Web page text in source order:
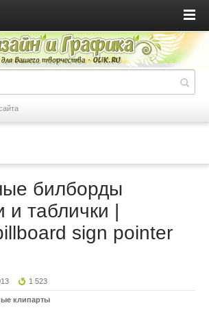
билборды
и таблички |
sign pointer
1 523
клипарты